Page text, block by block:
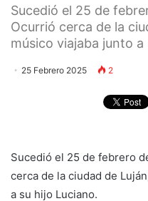
Sucedió el 25 de
Ocurrió cerca de la
músico viajaba junto a
25 Febrero 2025 2
Sucedió el 25 de febrero
cerca de la ciudad de
a su hijo Luciano.